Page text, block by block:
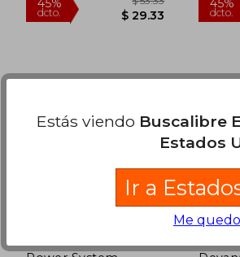
Estás viendo Buscalibre
Estados
Ir a
Me